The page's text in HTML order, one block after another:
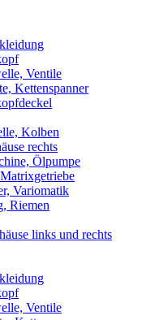
Ventile
Kettenspanner
Kolben
rechts
Ölpumpe
Variomatik
Riemen
links und rechts
Ventile